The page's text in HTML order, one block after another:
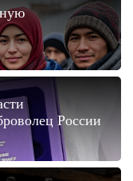
России